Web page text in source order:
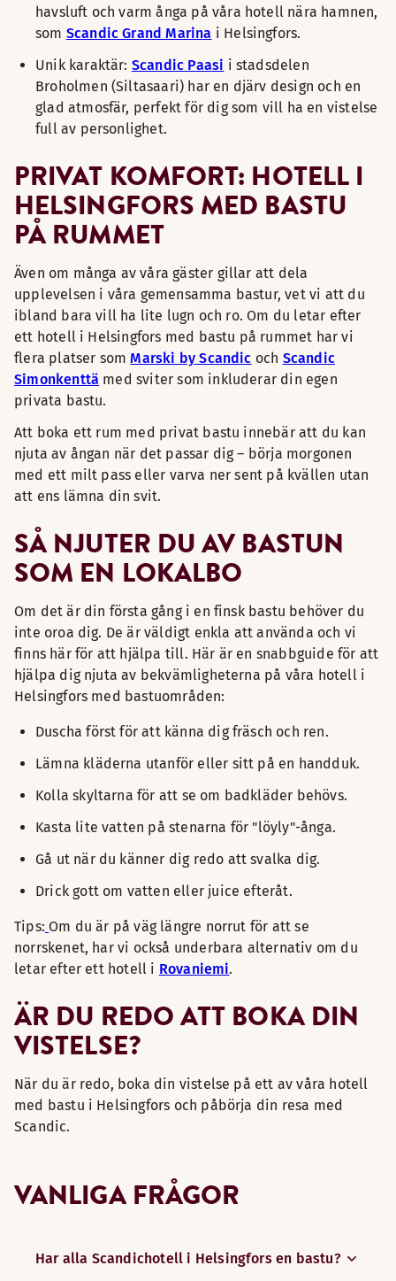
havsluft och varm ånga på våra hotell nära hamnen,
som Scandic Grand Marina i Helsingfors.
Unik karaktär: Scandic Paasi i stadsdelen
Broholmen (Siltasaari) har en djärv design och en
glad atmosfär, perfekt för dig som vill ha en vistelse
full av personlighet.
PRIVAT KOMFORT: HOTELL I
HELSINGFORS MED BASTU
PÅ RUMMET
Även om många av våra gäster gillar att dela
upplevelsen i våra gemensamma bastur, vet vi att du
ibland bara vill ha lite lugn och ro. Om du letar efter
ett hotell i Helsingfors med bastu på rummet har vi
flera platser somMarski by Scandic och Scandic
Simonkenttä med sviter som inkluderar din egen
privata bastu.
Att boka ett rum med privat bastu innebär att du kan
njuta av ångan när det passar dig – börja morgonen
med ett milt pass eller varva ner sent på kvällen utan
att ens lämna din svit.
SÅ NJUTER DU AV BASTUN
SOM EN LOKALBO
Om det är din första gång i en finsk bastu behöver du
inte oroa dig. De är väldigt enkla att använda och vi
finns här för att hjälpa till. Här är en snabbguide för att
hjälpa dig njuta av bekvämligheterna på våra hotell i
Helsingfors med bastuområden:
Duscha först för att känna dig fräsch och ren.
Lämna kläderna utanför eller sitt på en handduk.
Kolla skyltarna för att se om badkläder behövs.
Kasta lite vatten på stenarna för "löyly"-ånga.
Gå ut när du känner dig redo att svalka dig.
Drick gott om vatten eller juice efteråt.
Tips: Om du är på väg längre norrut för att se
norrskenet, har vi också underbara alternativ om du
letar efter ett hotell i Rovaniemi.
ÄR DU REDO ATT BOKA DIN
VISTELSE?
När du är redo, boka din vistelse på ett av våra hotell
med bastu i Helsingfors och påbörja din resa med
Scandic.
VANLIGA FRÅGOR
Har alla Scandichotell i Helsingfors en bastu?